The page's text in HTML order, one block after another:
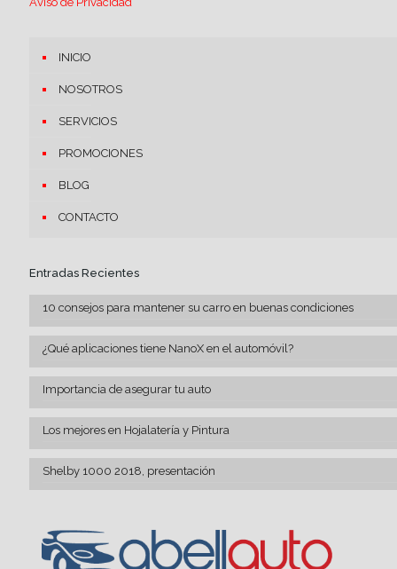
INICIO
NOSOTROS
SERVICIOS
PROMOCIONES
BLOG
CONTACTO
Entradas Recientes
10 consejos para mantener su carro en buenas condiciones
¿Qué aplicaciones tiene NanoX en el automóvil?
Importancia de asegurar tu auto
Los mejores en Hojalatería y Pintura
Shelby 1000 2018, presentación